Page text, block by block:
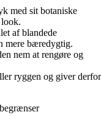
med sit botaniske
af blandede
mere bæredygtig.
nem at rengøre og
ryggen og giver derfor